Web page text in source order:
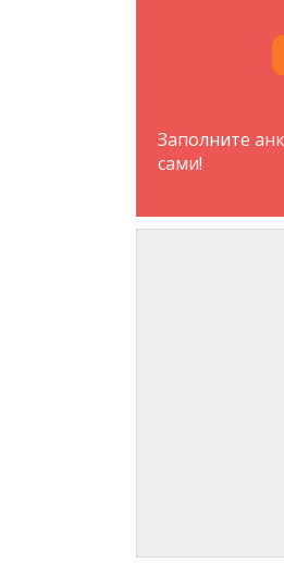
Заполните
сами!